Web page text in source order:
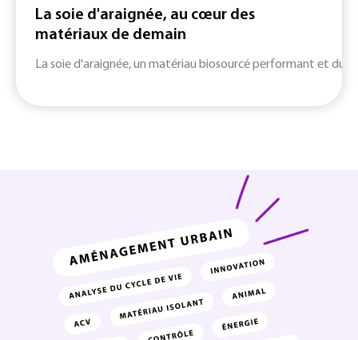
La soie d'araignée, au cœur des
matériaux de demain
La soie d'araignée, un matériau biosourcé performant et